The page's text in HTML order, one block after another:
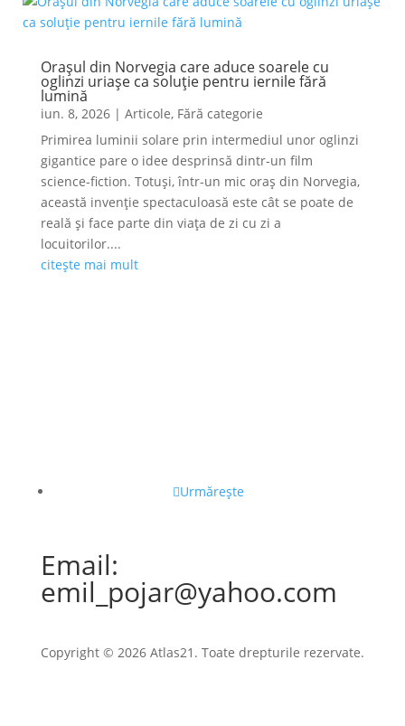
Orașul din Norvegia care aduce soarele cu
oglinzi uriașe ca soluție pentru iernile fără
lumină
iun. 8, 2026| Articole, Fără categorie
Primirea luminii solare prin intermediul unor oglinzi
gigantice pare o idee desprinsă dintr-un film
science-fiction. Totuși, într-un mic oraș din Norvegia,
această invenție spectaculoasă este cât se poate de
reală și face parte din viața de zi cu zi a
locuitorilor....
citește mai mult
Urmărește
Email:
emil_pojar@yahoo.com
Copyright © 2026 Atlas21. Toate drepturile rezervate.